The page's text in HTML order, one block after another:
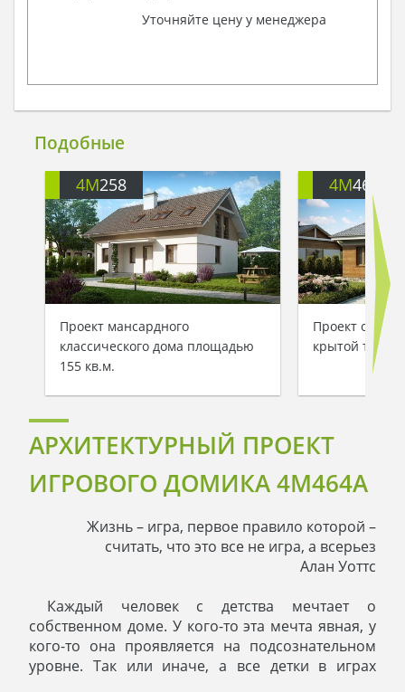
Уточняйте цену у менеджера
Подобные
4M258
Проект мансардного
классического дома площадью
155 кв.м.
4M464
Проект
крытой
АРХИТЕКТУРНЫЙ ПРОЕКТ
ИГРОВОГО ДОМИКА 4M464A
Жизнь – игра, первое правило которой –
считать, что это все не игра, а всерьез
Алан Уоттс
Каждый человек с детства мечтает о
собственном доме. У кого-то эта мечта явная, у
кого-то она проявляется на подсознательном
уровне. Так или иначе, а все детки в играх